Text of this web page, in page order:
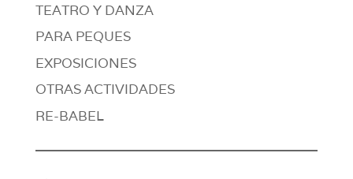
TEATRO Y DANZA
PARA PEQUES
EXPOSICIONES
OTRAS ACTIVIDADES
RE-BABEL